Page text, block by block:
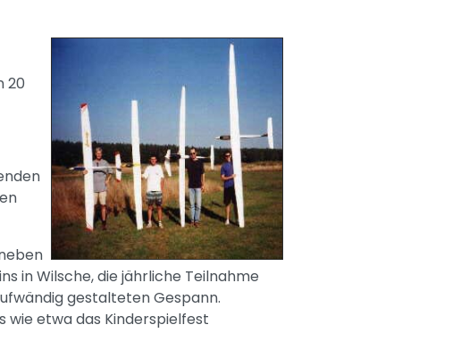
20
in Wilsche, die jährliche Teilnahme
gestalteten Gespann.
wie etwa das Kinderspielfest